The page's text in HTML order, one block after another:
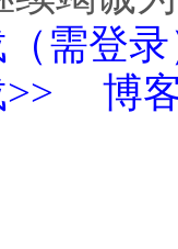
需登
博